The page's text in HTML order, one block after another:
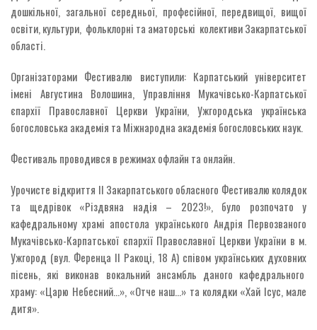
дошкільної, загальної середньої, професійної, передвищої, вищої
освіти, культури, фольклорні та аматорські колективи Закарпатської
області.
Організаторами Фестивалю виступили: Карпатський університет
імені Августина Волошина, Управління Мукачівсько-Карпатської
єпархії Православної Церкви України, Ужгородська українська
богословська академія та Міжнародна академія богословських наук.
Фестиваль проводився в режимах офлайн та онлайн.
Урочисте відкриття ІІ Закарпатського обласного Фестивалю колядок
та щедрівок «Різдвяна надія – 2023!», було розпочато у
кафедральному храмі апостола українського Андрія Первозваного
Мукачівсько-Карпатської єпархії Православної Церкви України в м.
Ужгород (вул. Ференца ІІ Ракоці, 18 А) співом українських духовних
пісень, які виконав вокальний ансамбль даного кафедрального
храму: «Царю Небесний…», «Отче наш…» та колядки «Хай Ісус, мале
дитя».